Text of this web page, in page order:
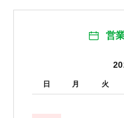
営
日 月 火